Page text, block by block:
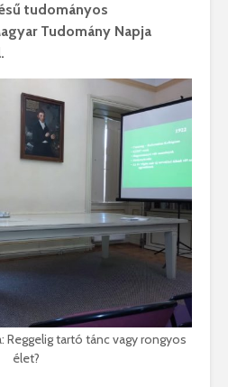
tudományos
Tudomány Napja
Reggelig tartó tánc vagy rongyos
élet?